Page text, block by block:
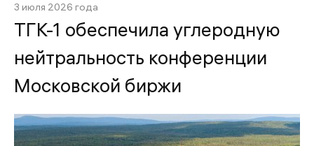
3 июля 2026 года
ТГК-1 обеспечила углеродную
нейтральность конференции
Московской биржи